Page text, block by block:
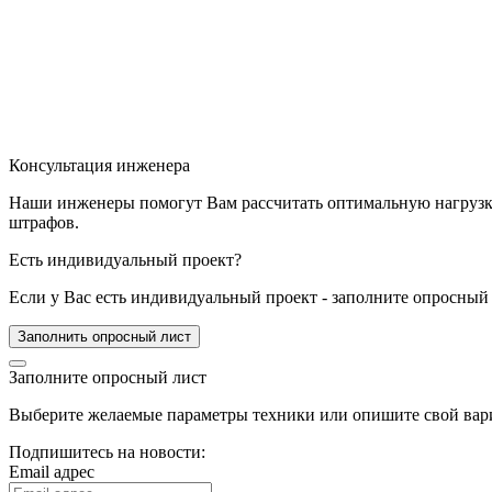
Консультация инженера
Наши инженеры помогут Вам рассчитать оптимальную
штрафов.
Есть индивидуальный проект?
Если у Вас есть индивидуальный проект - заполните
Заполнить опросный лист
Заполните опросный лист
Выберите желаемые параметры техники или опишите свой
Подпишитесь на новости:
Email адрес